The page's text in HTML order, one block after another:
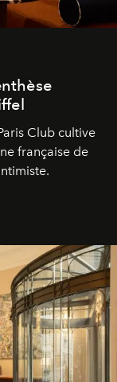
Club cultive
française de